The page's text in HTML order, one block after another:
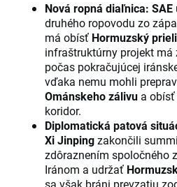
Nová ropná diaľnica: SAE
druhého ropovodu zo
má obísť Hormuzský
infraštruktúrny projekt má
počas pokračujúcej
vďaka nemu mohli
Ománskeho zálivu a
koridor.
Diplomatická patová
Xi Jinpingzakončili
zdôraznením spoločného
Iránom a udržať